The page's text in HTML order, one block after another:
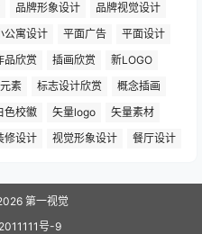
品牌形象设计
品牌视觉设计
公寓设计 平面广告
平面设计
品欣赏 插画欣赏
新LOGO
素 标志设计欣赏
概念插画
色校徽 矢量logo
矢量素材
修设计 视觉形象设计 餐厅设计
第一视觉
号-9